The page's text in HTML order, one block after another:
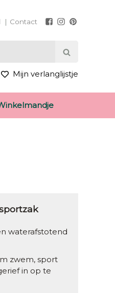
Contact
Mijn verlanglijstje
waterafstotend
zwem, sport
in op te